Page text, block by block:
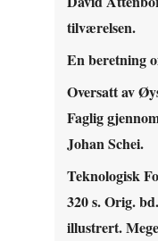
tilværelsen.
En beretning
Oversatt av
Faglig
Johan Schei.
Teknologisk
320 s. Orig.
illustrert.